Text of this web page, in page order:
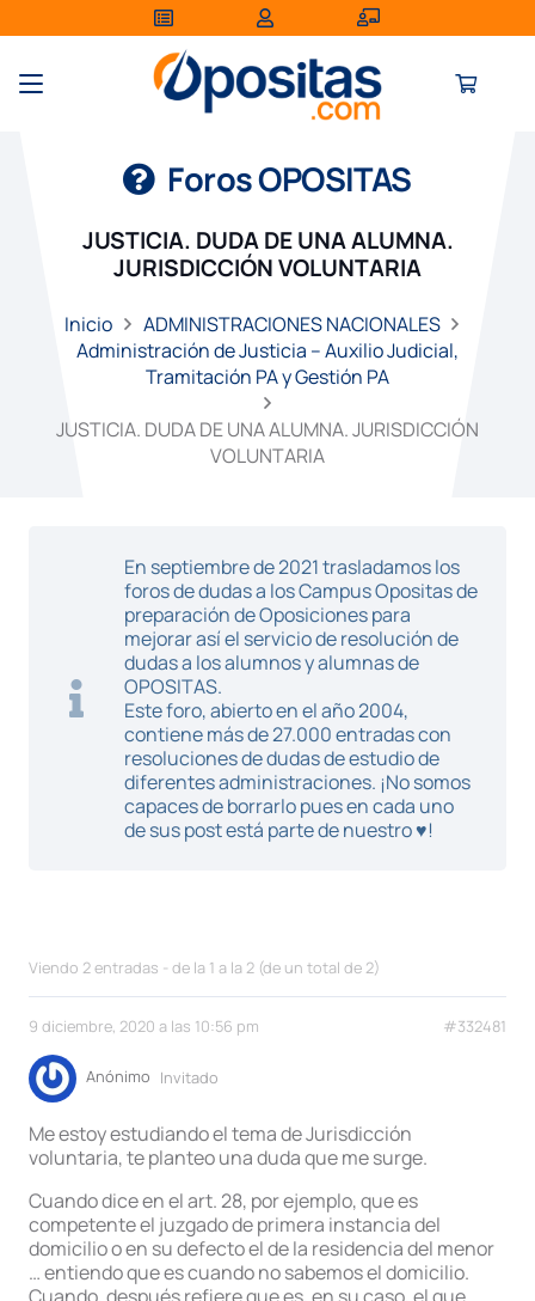
Foros OPOSITAS
JUSTICIA. DUDA DE UNA ALUMNA.
JURISDICCIÓN VOLUNTARIA
Inicio
ADMINISTRACIONES NACIONALES
Administración de Justicia – Auxilio Judicial,
Tramitación PA y Gestión PA
JUSTICIA. DUDA DE UNA ALUMNA. JURISDICCIÓN
VOLUNTARIA
En septiembre de 2021 trasladamos los
foros de dudas a los Campus Opositas de
preparación de Oposiciones para
mejorar así el servicio de resolución de
dudas a los alumnos y alumnas de
OPOSITAS.
Este foro, abierto en el año 2004,
contiene más de 27.000 entradas con
resoluciones de dudas de estudio de
diferentes administraciones. ¡No somos
capaces de borrarlo pues en cada uno
de sus post está parte de nuestro ♥!
Viendo 2 entradas - de la 1 a la 2 (de un total de 2)
9 diciembre, 2020 a las 10:56 pm #332481
Anónimo Invitado
Me estoy estudiando el tema de Jurisdicción
voluntaria, te planteo una duda que me surge.
Cuando dice en el art. 28, por ejemplo, que es
competente el juzgado de primera instancia del
domicilio o en su defecto el de la residencia del menor
… entiendo que es cuando no sabemos el domicilio.